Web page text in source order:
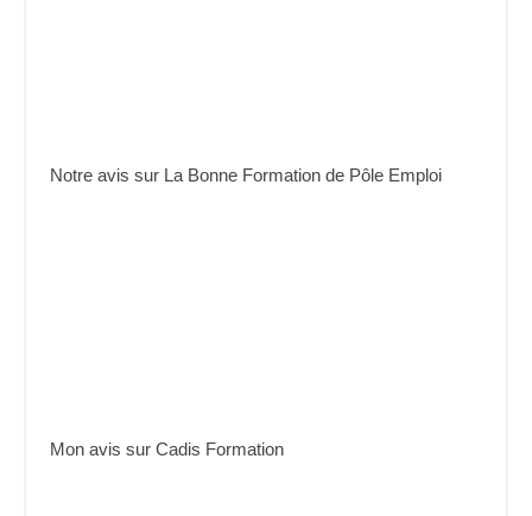
Notre avis sur La Bonne Formation de Pôle Emploi
Mon avis sur Cadis Formation